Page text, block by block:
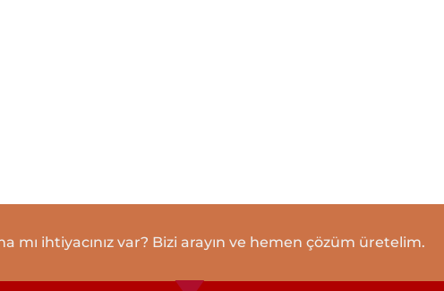
mı ihtiyacınız var? Bizi arayın ve hemen çözüm üretelim.